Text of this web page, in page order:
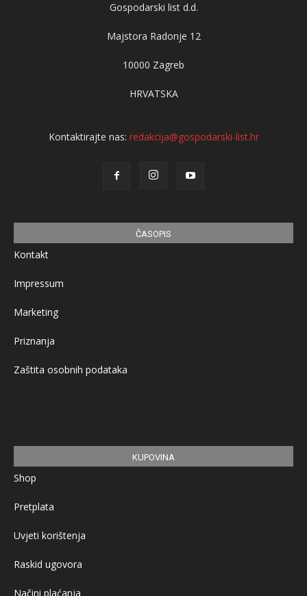
Gospodarski list d.d.
Majstora Radonje 12
10000 Zagreb
HRVATSKA
Kontaktirajte nas: redakcija@gospodarski-list.hr
ČASOPIS
Kontakt
Impressum
Marketing
Priznanja
Zaštita osobnih podataka
KUPOVINA
Shop
Pretplata
Uvjeti korištenja
Raskid ugovora
Načini plaćanja